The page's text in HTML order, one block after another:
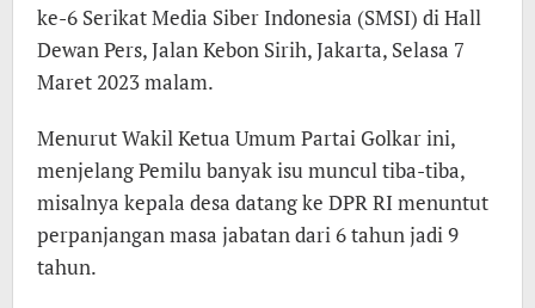
ke-6 Serikat Media Siber Indonesia (SMSI) di Hall
Dewan Pers, Jalan Kebon Sirih, Jakarta, Selasa 7
Maret 2023 malam.
Menurut Wakil Ketua Umum Partai Golkar ini,
menjelang Pemilu banyak isu muncul tiba-tiba,
misalnya kepala desa datang ke DPR RI menuntut
perpanjangan masa jabatan dari 6 tahun jadi 9
tahun.